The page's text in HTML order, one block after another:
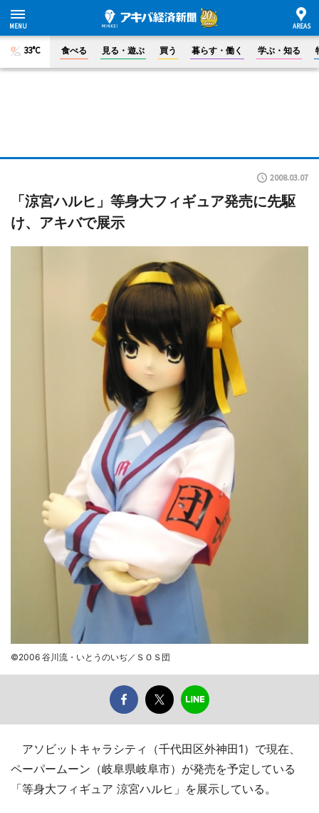
33°C 食べる 見る・遊ぶ 買う 暮らす・働く 学ぶ・知る
2008.03.07
「涼宮ハルヒ」等身大フィギュア発売に先駆
け、アキバで展示
©2006 谷川流・いとうのいぢ／ＳＯＳ団
アソビットキャラシティ（千代田区外神田1）で現在、
ペーパームーン（岐阜県岐阜市）が発売を予定している
「等身大フィギュア 涼宮ハルヒ」を展示している。